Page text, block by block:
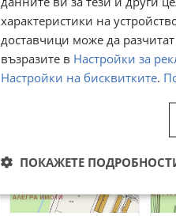
Запад
гр. Пазарджик, Запад
69 536€
136 000,59лв
гр.
56
характеристики на
доставчици може да
възразите в Настройки за
Настройки на бисквитките.
ПОКАЖЕТЕ